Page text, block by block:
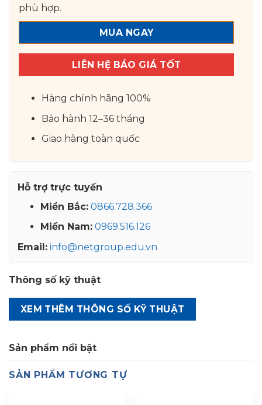
phù hợp.
MUA NGAY
LIÊN HỆ BÁO GIÁ TỐT
Hàng chính hãng 100%
Bảo hành 12–36 tháng
Giao hàng toàn quốc
Hỗ trợ trực tuyến
Miền Bắc: 0866.728.366
Miền Nam: 0969.516.126
Email: info@netgroup.edu.vn
Thông số kỹ thuật
XEM THÊM THÔNG SỐ KỸ THUẬT
Sản phẩm nổi bật
SẢN PHẨM TƯƠNG TỰ